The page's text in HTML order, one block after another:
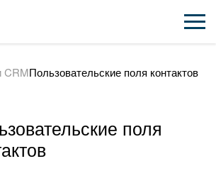
CRMПользовательские поля контактов
поля